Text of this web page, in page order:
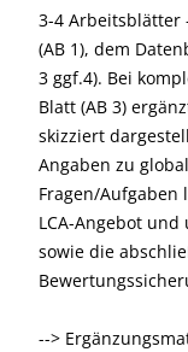
3-4 Arbeitsblätter
(AB 1), dem
3 ggf.4). Bei
Blatt (AB 3)
skizziert
Angaben zu
Fragen/
LCA-Angebot
sowie die
-->